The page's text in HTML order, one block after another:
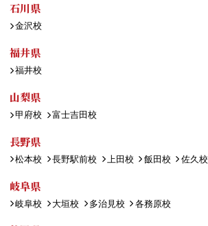
石川県
金沢校
福井県
福井校
山梨県
甲府校 富士吉田校
長野県
松本校 長野駅前校 上田校 飯田校 佐久校
岐阜県
岐阜校 大垣校 多治見校 各務原校